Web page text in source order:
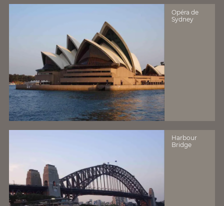
Opéra de
Sydney
Harbour
Bridge